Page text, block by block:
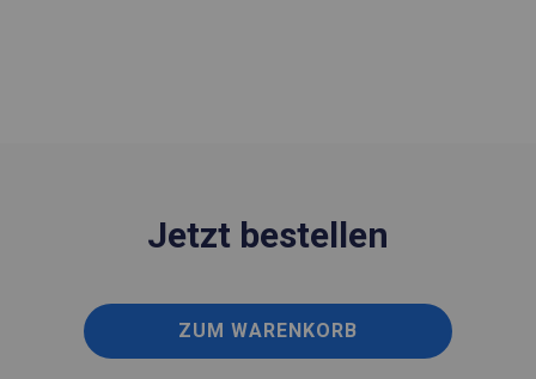
Jetzt bestellen
ZUM WARENKORB